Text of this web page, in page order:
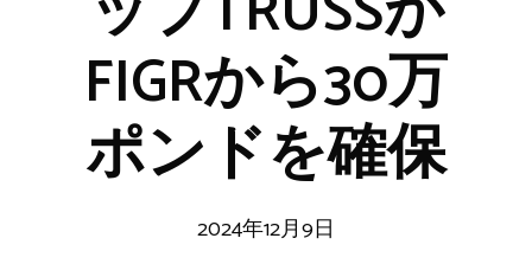
FIGRから30万
ポンドを確保
2024年12月9日